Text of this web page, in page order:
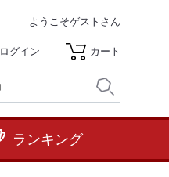
ようこそゲストさん
ログイン カート
ランキング